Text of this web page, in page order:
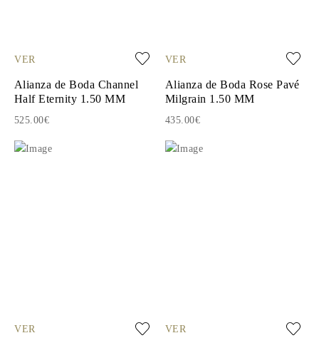
VER
Alianza de Boda Channel
Half Eternity 1.50 MM
525.00€
VER
Alianza de Boda Rose Pavé
Milgrain 1.50 MM
435.00€
VER VER